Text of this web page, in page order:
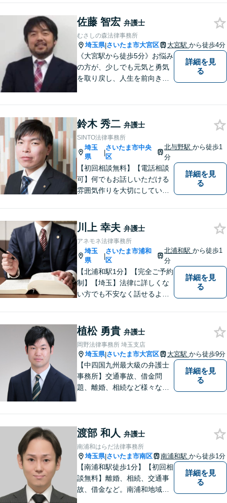
佐藤 智宏 弁護士
むさしの森法律事務所
埼玉県|さいたま市大宮区 大宮駅 から徒歩4分
《大宮駅から徒歩5分》お悩み
の方が、少しでも元気と勇気
を取り戻し、人生を前向きに
詳細を見
る
鈴木 秀二 弁護士
SINTO法律事務所
埼玉
県
|
さいたま市中央
区
北与野駅から徒歩1
分
【初回相談無料】【電話相談
可】何でもお話しいただける
雰囲気作りを大切にしていま
をお聞きになってからの判断
で構いませんので、トラブル
でお困りの方は一人で悩ま
ず、一度お気軽にご相談下さ
い。
詳細を見
る
川上 幸夫 弁護士
アネモネ法律事務所
埼玉
県
|
さいたま市浦和
区
北浦和駅から徒歩1
分
【北浦和駅1分】【完全ご予約
制】【埼玉】法律に詳しくな
い方でも不安なく話せるよ
く感じがちな法律問題も、少
しずつ一緒に整理していきま
しょう。
詳細を見
る
植松 勇貴 弁護士
岡野法律事務所 埼玉支店
埼玉県|さいたま市大宮区 大宮駅 から徒歩9分
【中四国九州最大級の弁護士
事務所】交通事故、借金問
題、離婚、相続など様々な問
い！
詳細を見
る
渡部 和人 弁護士
南浦和はらだ法律事務所
埼玉県|さいたま市南区 南浦和駅 から徒歩1分
【南浦和駅徒歩1分】【初回相
談無料】離婚、相続、交通事
故、借金など。南浦和地域の
詳細を見
る